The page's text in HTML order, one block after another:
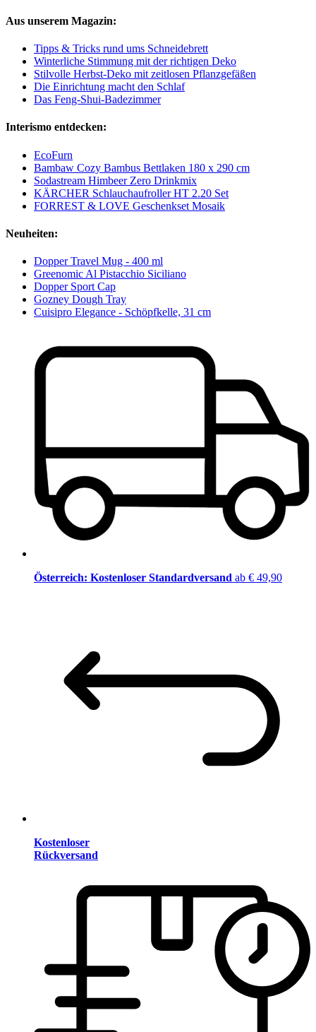
Aus unserem Magazin:
Tipps & Tricks rund ums Schneidebrett
Winterliche Stimmung mit der richtigen Deko
Stilvolle Herbst-Deko mit zeitlosen Pflanzgefäßen
Die Einrichtung macht den Schlaf
Das Feng-Shui-Badezimmer
Interismo entdecken:
EcoFurn
Bambaw Cozy Bambus Bettlaken 180 x 290 cm
Sodastream Himbeer Zero Drinkmix
KÄRCHER Schlauchaufroller HT 2.20 Set
FORREST & LOVE Geschenkset Mosaik
Neuheiten:
Dopper Travel Mug - 400 ml
Greenomic Al Pistacchio Siciliano
Dopper Sport Cap
Gozney Dough Tray
Cuisipro Elegance - Schöpfkelle, 31 cm
Österreich: Kostenloser Standardversand ab € 49,90
Kostenloser
Rückversand